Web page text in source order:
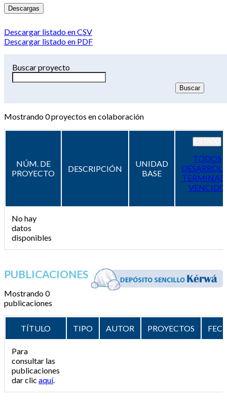
Descargas
Descargar listado en CSV
Descargar listado en PDF
Buscar proyecto
Mostrando0proyectos en colaboración
NÚM. DE
PROYECTO
DESCRIPCIÓN
UNIDAD
BASE
TODOS
VENCIDO
No hay
datos
disponibles
PUBLICACIONES
Mostrando 0
publicaciones
TÍTULO TIPO AUTOR PROYECTOS
Para
consultar las
publicaciones
dar clic aquí.